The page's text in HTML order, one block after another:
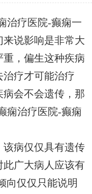
治疗医院-癫痫一
说影响是非常大
，偏生这种疾病
治疗才可能治疗
会不会遗传，那
痫治疗医院-癫痫
该病仅仅具有遗传
广大病人应该有
向仅仅只能说明